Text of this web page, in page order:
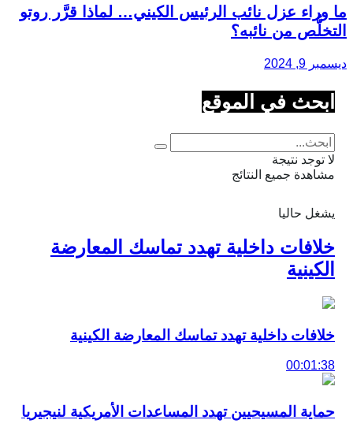
ما وراء عزل نائب الرئيس الكيني… لماذا قرَّر روتو
التخلُّص من نائبه؟
ديسمبر 9, 2024
ابحث في الموقع
لا توجد نتيجة
مشاهدة جميع النتائج
يشغل حاليا
خلافات داخلية تهدد تماسك المعارضة
الكينية
خلافات داخلية تهدد تماسك المعارضة الكينية
00:01:38
حماية المسيحيين تهدد المساعدات الأمريكية لنيجيريا